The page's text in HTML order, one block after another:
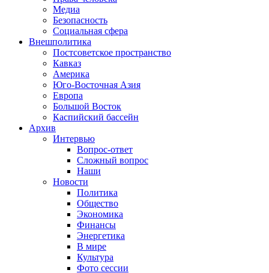
Медиа
Безопасность
Социальная сфера
Внешполитика
Постсоветское пространство
Кавказ
Америка
Юго-Восточная Азия
Европа
Большой Восток
Каспийский бассейн
Архив
Интервью
Вопрос-ответ
Сложный вопрос
Наши
Новости
Политика
Общество
Экономика
Финансы
Энергетика
В мире
Культура
Фото сессии